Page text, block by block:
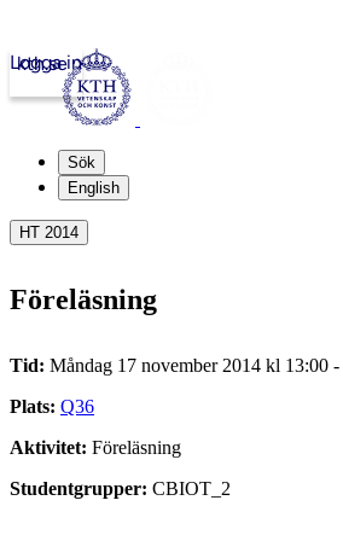
kth.se
Logga in
Sök
English
HT 2014
Föreläsning
Tid: Måndag 17 november 2014 kl 13:00
Plats: Q36
Aktivitet: Föreläsning
Studentgrupper: CBIOT_2